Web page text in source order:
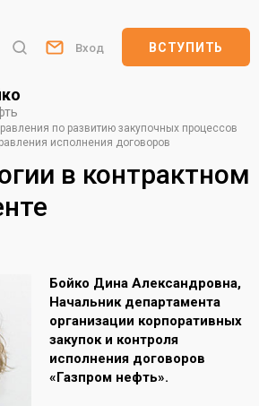
Вход ВСТУПИТЬ
по развитию закупочных процессов
исполнения договоров
в контрактном
Бойко Дина Александровна,
Начальник департамента
организации корпоративных
закупок и контроля
исполнения договоров
«Газпром нефть».